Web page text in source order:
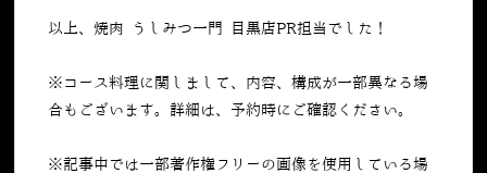
以上、焼肉 うしみつ一門 目黒店PR担当でした！
※コース料理に関しまして、内容、構成が一部異なる場
合もございます。詳細は、予約時にご確認ください。
※記事中では一部著作権フリーの画像を使用している場